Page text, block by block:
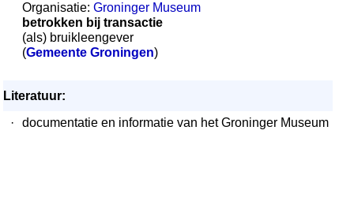
Organisatie: Groninger Museum
betrokken bij transactie
(als) bruikleengever
(Gemeente Groningen)
Literatuur:
·
documentatie en informatie van het Groninger Museum